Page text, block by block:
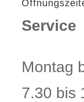
Service
Montag
7.30 bis